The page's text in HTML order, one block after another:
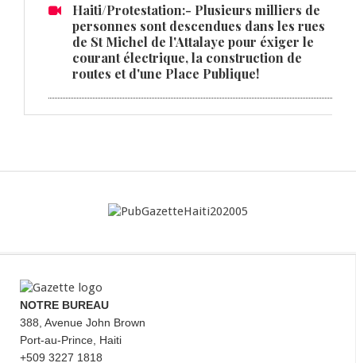
Haiti/Protestation:- Plusieurs milliers de
personnes sont descendues dans les rues
de St Michel de l'Attalaye pour éxiger le
courant électrique, la construction de
routes et d'une Place Publique!
NOTRE BUREAU
388, Avenue John Brown
Port-au-Prince, Haiti
+509 3227 1818